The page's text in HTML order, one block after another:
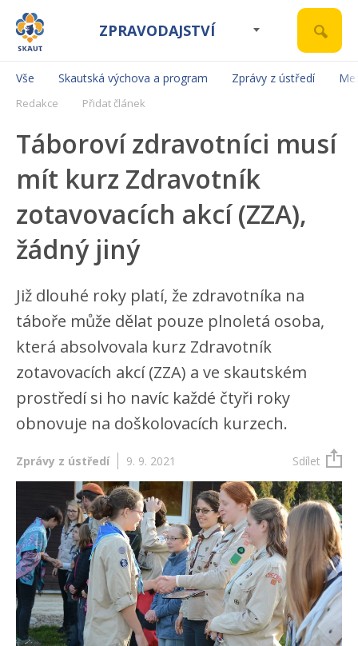
ZPRAVODAJSTVÍ
Vše Skautská výchova a program Zprávy z ústředí
Redakce Přidat článek
Táboroví zdravotníci musí
mít kurz Zdravotník
zotavovacích akcí (ZZA),
žádný jiný
Již dlouhé roky platí, že zdravotníka na
táboře může dělat pouze plnoletá osoba,
která absolvovala kurz Zdravotník
zotavovacích akcí (ZZA) a ve skautském
prostředí si ho navíc každé čtyři roky
obnovuje na doškolovacích kurzech.
Zprávy z ústředí 9. 9. 2021 Sdílet